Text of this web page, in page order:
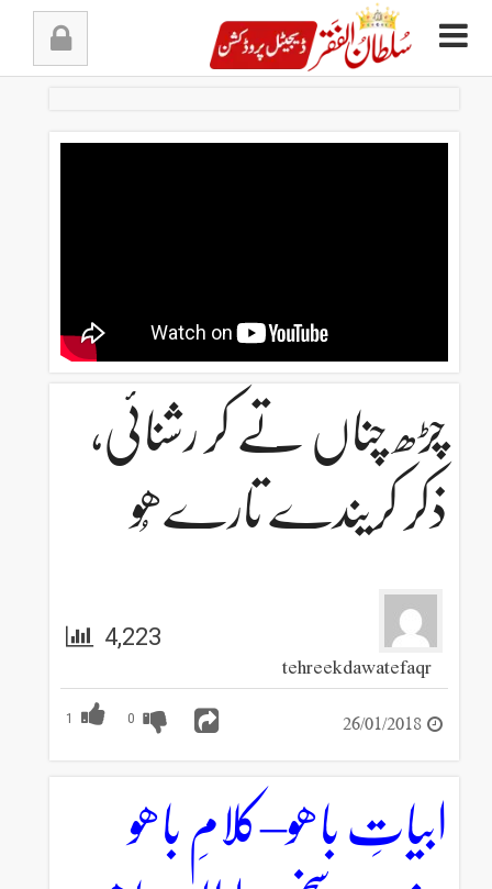
چڑھ چناں تے کر رشنائی،
ذکر کریندے تارےھُو
tehreekdawatefaqr
4,223
1 0 26/01/2018
ابیاتِ باھو–کلامِ باھو